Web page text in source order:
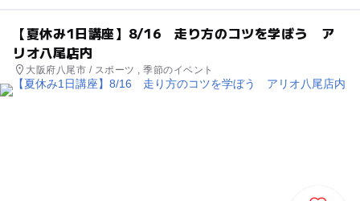
【夏休み1日講座】8/16 走り方のコツを学ぼう ア
リオ八尾店内
大阪府八尾市 / スポーツ , 季節のイベント